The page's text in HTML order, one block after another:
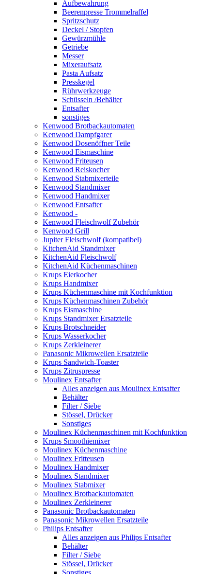
Aufbewahrung
Beerenpresse Trommelraffel
Spritzschutz
Deckel / Stopfen
Gewürzmühle
Getriebe
Messer
Mixeraufsatz
Pasta Aufsatz
Presskegel
Rührwerkzeuge
Schüsseln /Behälter
Entsafter
sonstiges
Kenwood Brotbackautomaten
Kenwood Dampfgarer
Kenwood Dosenöffner Teile
Kenwood Eismaschine
Kenwood Friteusen
Kenwood Reiskocher
Kenwood Stabmixerteile
Kenwood Standmixer
Kenwood Handmixer
Kenwood Entsafter
Kenwood -
Kenwood Fleischwolf Zubehör
Kenwood Grill
Jupiter Fleischwolf (kompatibel)
KitchenAid Standmixer
KitchenAid Fleischwolf
KitchenAid Küchenmaschinen
Krups Eierkocher
Krups Handmixer
Krups Küchenmaschine mit Kochfunktion
Krups Küchenmaschinen Zubehör
Krups Eismaschine
Krups Standmixer Ersatzteile
Krups Brotschneider
Krups Wasserkocher
Krups Zerkleinerer
Panasonic Mikrowellen Ersatzteile
Krups Sandwich-Toaster
Krups Zitruspresse
Moulinex Entsafter
Alles anzeigen aus Moulinex Entsafter
Behälter
Filter / Siebe
Stössel, Drücker
Sonstiges
Moulinex Küchenmaschinen mit Kochfunktion
Krups Smoothiemixer
Moulinex Küchenmaschine
Moulinex Fritteusen
Moulinex Handmixer
Moulinex Standmixer
Moulinex Stabmixer
Moulinex Brotbackautomaten
Moulinex Zerkleinerer
Panasonic Brotbackautomaten
Panasonic Mikrowellen Ersatzteile
Philips Entsafter
Alles anzeigen aus Philips Entsafter
Behälter
Filter / Siebe
Stössel, Drücker
Sonstiges